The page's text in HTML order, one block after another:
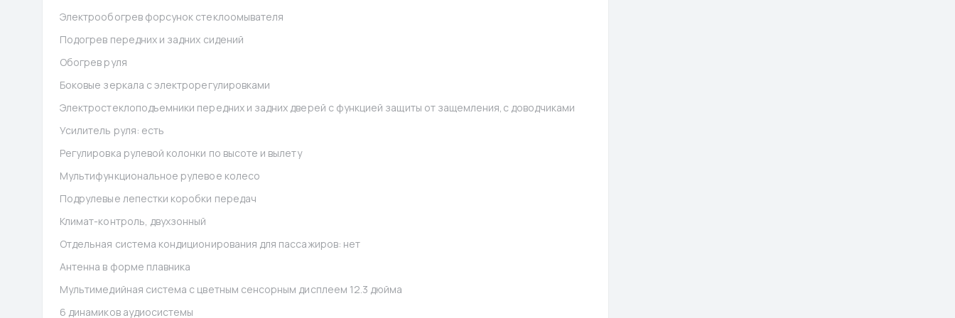
Электрообогрев форсунок стеклоомывателя
Подогрев передних и задних сидений
Обогрев руля
Боковые зеркала с электрорегулировками
Электростеклоподъемники передних и задних дверей с функцией защиты от защемления,с доводчиками
Усилитель руля: есть
Регулировка рулевой колонки по высоте и вылету
Мультифункциональное рулевое колесо
Подрулевые лепестки коробки передач
Климат-контроль, двухзонный
Отдельная система кондиционирования для пассажиров: нет
Антенна в форме плавника
Мультимедийная система с цветным сенсорным дисплеем 12.3 дюйма
6 динамиков аудиосистемы